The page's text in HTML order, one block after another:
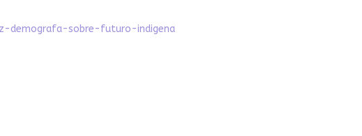
demografa-sobre-futuro-indigena